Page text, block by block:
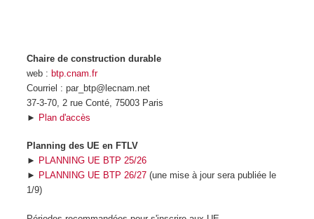
Chaire de construction durable
web : btp.cnam.fr
Courriel : par_btp@lecnam.net
37-3-70, 2 rue Conté, 75003 Paris
► Plan d'accès
Planning des UE en FTLV
► PLANNING UE BTP 25/26
► PLANNING UE BTP 26/27 (une mise à jour sera publiée le
1/9)